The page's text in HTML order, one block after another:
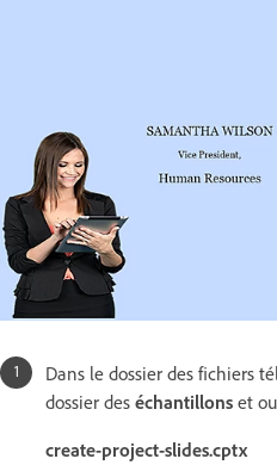
Dans le dossier des fichiers
dossier des échantillons et
create-project-slides.cptx